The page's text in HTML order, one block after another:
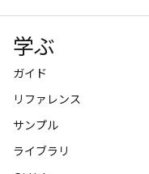
学ぶ
ガイド
リファレンス
サンプル
ライブラリ